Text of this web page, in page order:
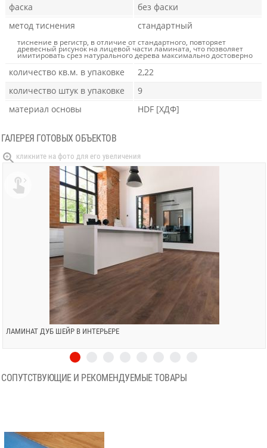
фаска
без фаски
метод тиснения
стандартный
тиснение в регистр, в отличие от стандартного, повторяет
древесный рисунок на лицевой части ламината, что позволяет
имитировать срез натурального дерева максимально достоверно
количество кв.м. в упаковке
2,22
количество штук в упаковке
9
материал основы
HDF [ХДФ]
ГАЛЕРЕЯ ГОТОВЫХ ОБЪЕКТОВ
ЛАМИНАТ ДУБ ШЕЙР В ИНТЕРЬЕРЕ

СОПУТСТВУЮЩИЕ И РЕКОМЕНДУЕМЫЕ ТОВАРЫ